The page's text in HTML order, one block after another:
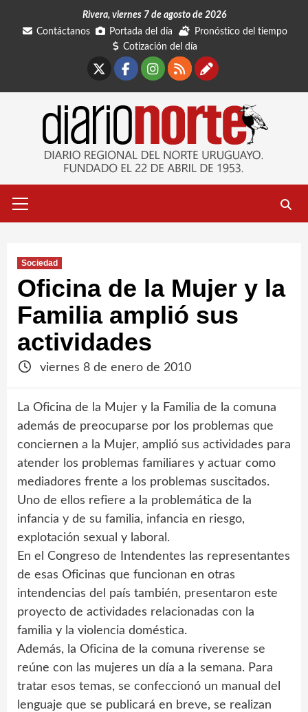
Rivera, viernes 7 de agosto de 2026
Contáctanos
Portada del día
Pronóstico del tiempo
Cotización del día
Facebook
Instagram
RSSContáctanos
primario
Sociedad
Oficina de la Mujer y la
Familia amplió sus
actividades
viernes 8 de enero de 2010
La Oficina de la Mujer y la Familia de la comuna
además de preocuparse por los problemas que
conciernen a la Mujer, amplió sus actividades para
atender los problemas familiares y actuar como
mediadores frente a los problemas suscitados.
Uno de ellos refiere a la problemática de la
infancia y de su familia, infancia en riesgo,
explotación sexual y laboral.
En el Congreso de Intendentes las representantes
de esas Oficinas que funcionan en otras
intendencias del país también, presentaron este
proyecto de actividades relacionadas con la
familia y la violencia doméstica.
Además, la Oficina de la comuna riverense se
reúne con las mujeres un día a la semana. Para
tratar esos temas, se confeccionó un manual del
lenguaje que se publicará en breve, se realizan